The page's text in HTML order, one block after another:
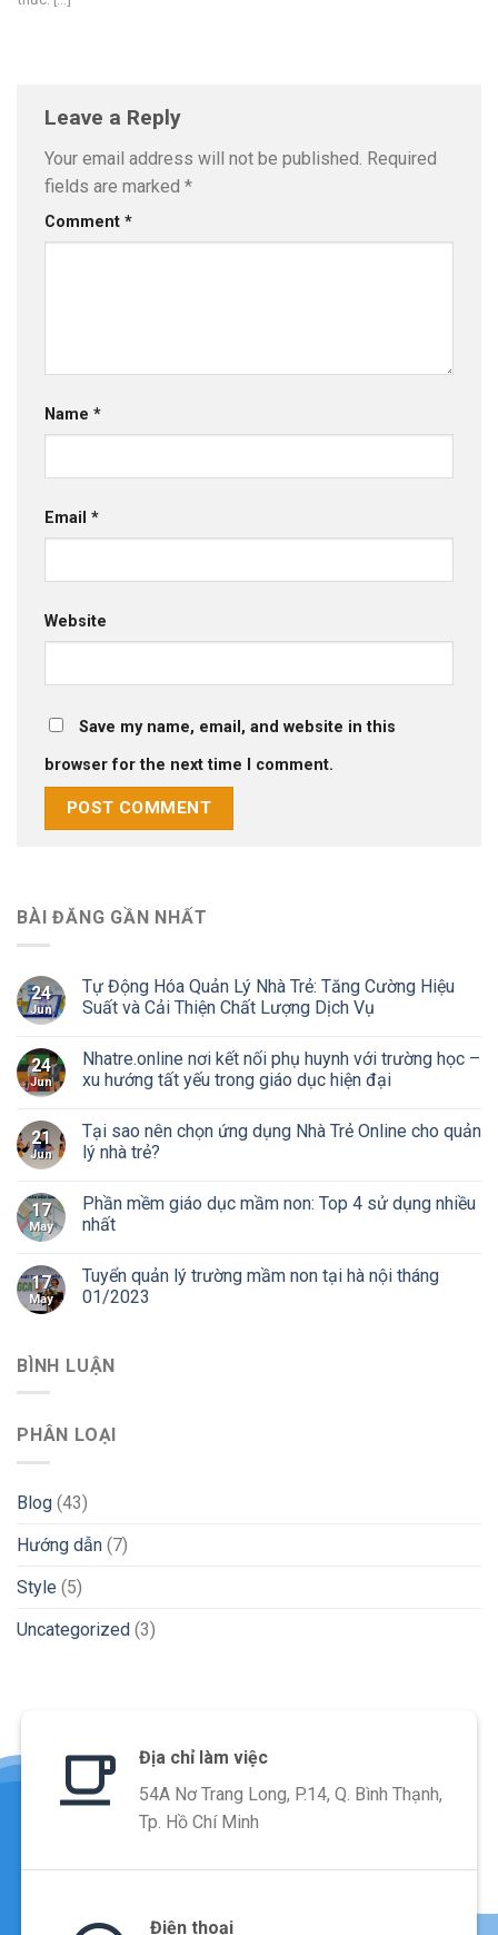
Leave a Reply
Your email address will not be published. Required
fields are marked *
Comment *
Name *
Email *
Website
Save my name, email, and website in this
browser for the next time I comment.
BÀI ĐĂNG GẦN NHẤT
24
Jun
Tự Động Hóa Quản Lý Nhà Trẻ: Tăng Cường Hiệu
Suất và Cải Thiện Chất Lượng Dịch Vụ
24
Jun
Nhatre.online nơi kết nối phụ huynh với trường học –
xu hướng tất yếu trong giáo dục hiện đại
21
Jun
Tại sao nên chọn ứng dụng Nhà Trẻ Online cho quản
lý nhà trẻ?
17
May
Phần mềm giáo dục mầm non: Top 4 sử dụng nhiều
nhất
17
May
Tuyển quản lý trường mầm non tại hà nội tháng
01/2023
BÌNH LUẬN
PHÂN LOẠI
Blog (43)
Hướng dẫn (7)
Style (5)
Uncategorized (3)
Địa chỉ làm việc
54A Nơ Trang Long, P.14, Q. Bình Thạnh,
Tp. Hồ Chí Minh
Điện thoại